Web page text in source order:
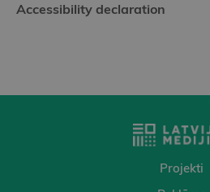
Accessibility declaration
Projekti